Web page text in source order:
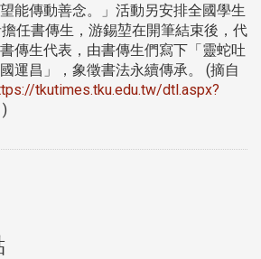
能傳動善念。」活動另安排全國學生
任書傳生，游錫堃在開筆結束後，代
傳生代表，由書傳生們寫下「靈蛇吐
運昌」，象徵書法永續傳承。 (摘自
tkutimes.tku.edu.tw/dtl.aspx?
)